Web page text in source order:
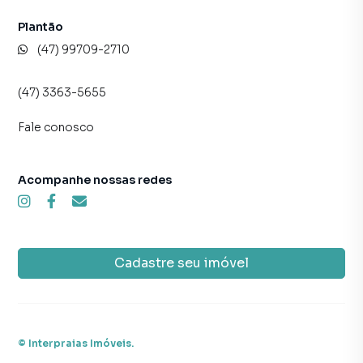
Plantão
(47) 99709-2710
(47) 3363-5655
Fale conosco
Cadastre seu imóvel
Acompanhe nossas redes
© Interpraias Imóveis.